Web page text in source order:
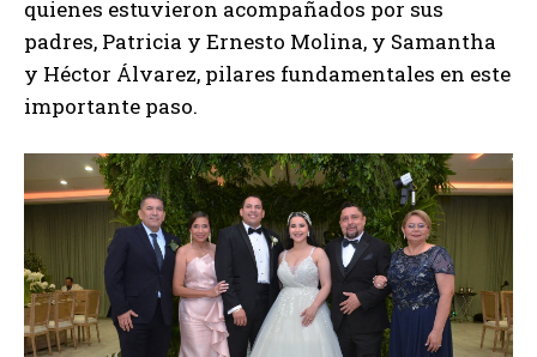
quienes estuvieron acompañados por sus
padres, Patricia y Ernesto Molina, y Samantha
y Héctor Álvarez, pilares fundamentales en este
importante paso.